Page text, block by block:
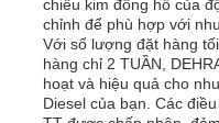
chiều kim đồng hồ của
chỉnh để phù hợp với
Với số lượng đặt hàng
hàng chỉ 2 TUẦN,
hoạt và hiệu quả cho
Diesel của bạn. Các